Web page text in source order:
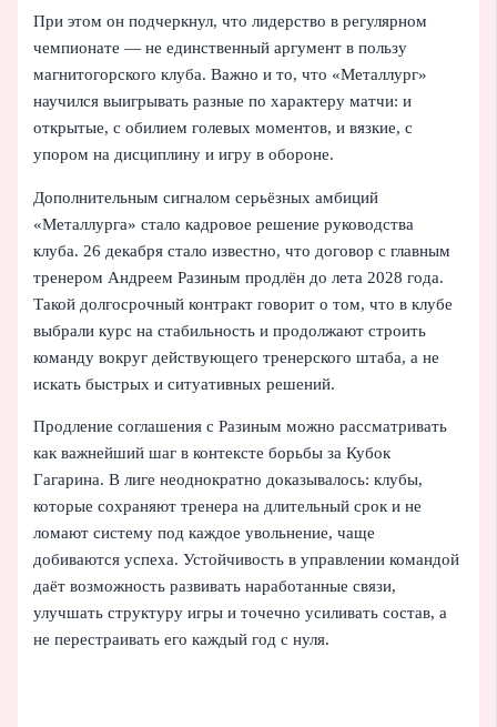
При этом он подчеркнул, что лидерство в регулярном
чемпионате — не единственный аргумент в пользу
магнитогорского клуба. Важно и то, что «Металлург»
научился выигрывать разные по характеру матчи: и
открытые, с обилием голевых моментов, и вязкие, с
упором на дисциплину и игру в обороне.
Дополнительным сигналом серьёзных амбиций
«Металлурга» стало кадровое решение руководства
клуба. 26 декабря стало известно, что договор с главным
тренером Андреем Разиным продлён до лета 2028 года.
Такой долгосрочный контракт говорит о том, что в клубе
выбрали курс на стабильность и продолжают строить
команду вокруг действующего тренерского штаба, а не
искать быстрых и ситуативных решений.
Продление соглашения с Разиным можно рассматривать
как важнейший шаг в контексте борьбы за Кубок
Гагарина. В лиге неоднократно доказывалось: клубы,
которые сохраняют тренера на длительный срок и не
ломают систему под каждое увольнение, чаще
добиваются успеха. Устойчивость в управлении командой
даёт возможность развивать наработанные связи,
улучшать структуру игры и точечно усиливать состав, а
не перестраивать его каждый год с нуля.